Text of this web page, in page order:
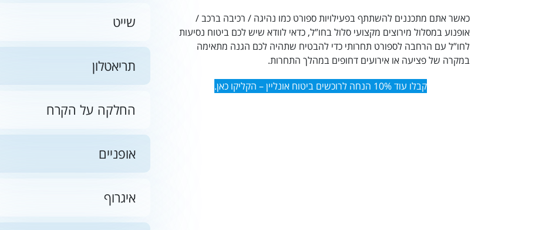
שייט
תריאטלון
החלקה על הקרח
אופניים
איגרוף
כאשר אתם מתכננים להשתתף בפעילויות ספורט כמו נהיגה / רכיבה ברכב /
אופנוע במסלול מירוצים מקצועי סלול בחו”ל, כדאי לוודא שיש לכם ביטוח נסיעות
לחו”ל עם הרחבה לספורט תחרותי כדי להבטיח שתהיה לכם הגנה מתאימה
במקרה של פציעה או אירועים דחופים במהלך התחרות.
קבלו עוד 10% הנחה לרוכשים ביטוח אונליין – הקליקו כאן.